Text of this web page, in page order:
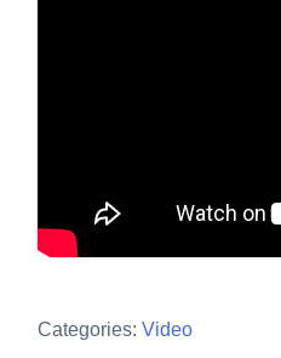
Categories: Video